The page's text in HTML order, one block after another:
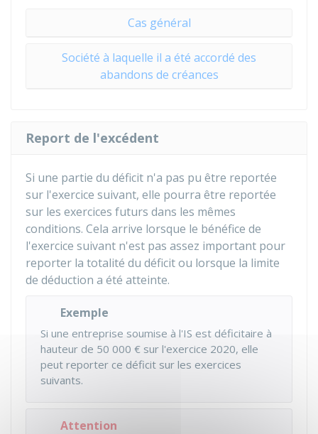
Cas général
Société à laquelle il a été accordé des
abandons de créances
Report de l'excédent
Si une partie du déficit n'a pas pu être reportée
sur l'exercice suivant, elle pourra être reportée
sur les exercices futurs dans les mêmes
conditions. Cela arrive lorsque le bénéfice de
l'exercice suivant n'est pas assez important pour
reporter la totalité du déficit ou lorsque la limite
de déduction a été atteinte.
Exemple
Si une entreprise soumise à l'IS est déficitaire à
hauteur de 50 000 € sur l'exercice 2020, elle
peut reporter ce déficit sur les exercices
suivants.
Attention